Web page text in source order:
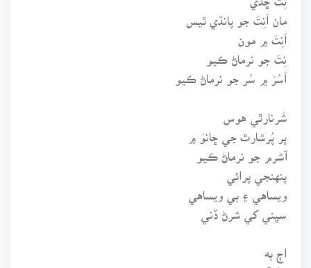
مان اَنِتَ جو پانڌي ٿيس
اَنِتَ ۾ مون
نِتَ جو نرماڻ ڪيو
اَسُرَ ۾ سُر جو نرماڻ ڪيو
شَرنارٿي هوس
پر پُرشارٿ جي ڇانوَ ۾
آشرم جو نرماڻ ڪيو
پنهنجي پرائي
ويساهي ۽ بي ويساهي
سڀني کي شرڻ ڏني
اڄ به